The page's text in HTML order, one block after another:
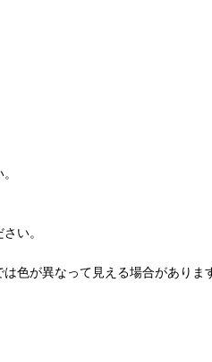
い。
が異なって見える場合があり